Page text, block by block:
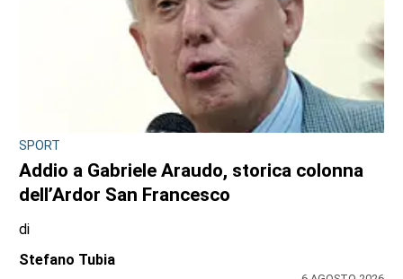
MAPPANO, DRAMMA SFIORATO IN VIA RIVAROLO
Il cellulare gli prende fuoco nella tasca dei
pantaloni: ustionato il titolare del
distributore Tamoil
di